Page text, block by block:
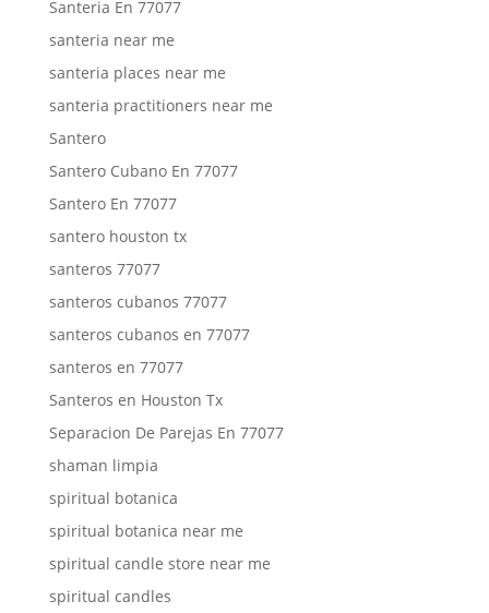
Santeria En 77077
santeria near me
santeria places near me
santeria practitioners near me
Santero
Santero Cubano En 77077
Santero En 77077
santero houston tx
santeros 77077
santeros cubanos 77077
santeros cubanos en 77077
santeros en 77077
Santeros en Houston Tx
Separacion De Parejas En 77077
shaman limpia
spiritual botanica
spiritual botanica near me
spiritual candle store near me
spiritual candles